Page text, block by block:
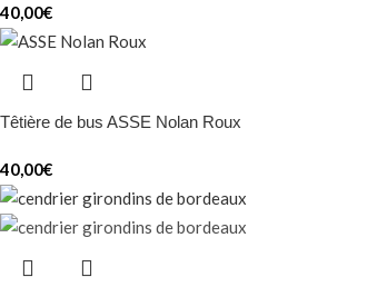
40,00€
Têtière de bus ASSE Nolan Roux
40,00€